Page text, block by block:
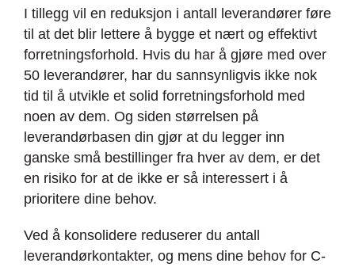
I tillegg vil en reduksjon i antall leverandører føre
til at det blir lettere å bygge et nært og effektivt
forretningsforhold. Hvis du har å gjøre med over
50 leverandører, har du sannsynligvis ikke nok
tid til å utvikle et solid forretningsforhold med
noen av dem. Og siden størrelsen på
leverandørbasen din gjør at du legger inn
ganske små bestillinger fra hver av dem, er det
en risiko for at de ikke er så interessert i å
prioritere dine behov.
Ved å konsolidere reduserer du antall
leverandørkontakter, og mens dine behov for C-